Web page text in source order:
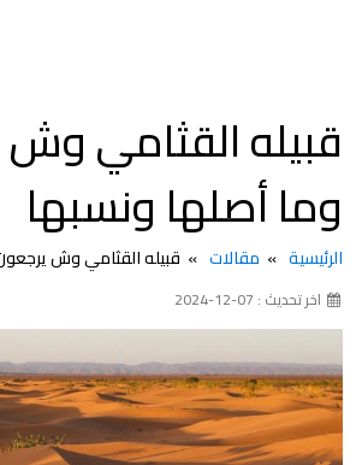
قبيله القثامي
وما أصلها ونسبها
الرئيسية مقالات قبيله القثامي وش
اخر تحديث : 07-12-2024